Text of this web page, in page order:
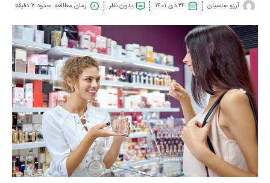
آرزو عباسیان ۲۴ دی ۱۴۰۱ بدون نظر زمان مطالعه: حدود 7 دقیقه